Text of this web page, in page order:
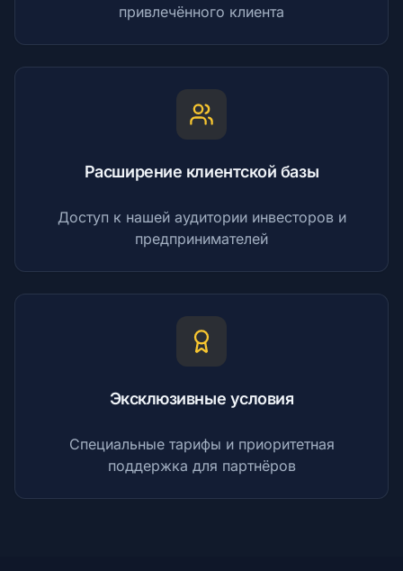
привлечённого клиента
Расширение клиентской базы
Доступ к нашей аудитории инвесторов и
предпринимателей
Эксклюзивные условия
Специальные тарифы и приоритетная
поддержка для партнёров